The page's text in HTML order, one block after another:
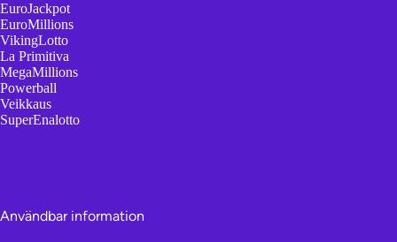
EuroJackpot
EuroMillions
VikingLotto
La Primitiva
MegaMillions
Powerball
Veikkaus
SuperEnalotto
Användbar information